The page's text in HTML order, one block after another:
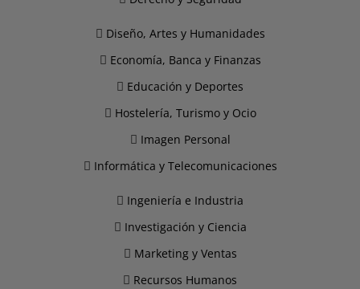
Diseño, Artes y Humanidades
Economía, Banca y Finanzas
Educación y Deportes
Hostelería, Turismo y Ocio
Imagen Personal
Informática y Telecomunicaciones
Ingeniería e Industria
Investigación y Ciencia
Marketing y Ventas
Recursos Humanos